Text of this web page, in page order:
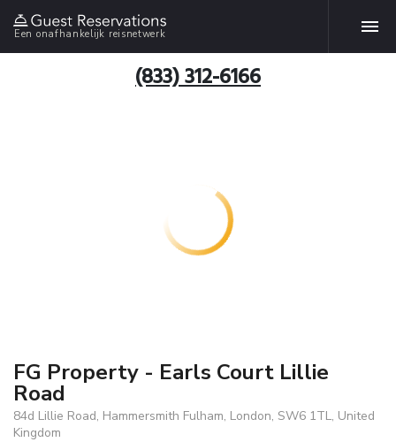
Een onafhankelijk reisnetwerk
(833) 312-6166
FG Property - Earls Court Lillie
Road
84d Lillie Road, Hammersmith Fulham, London, SW6 1TL, United
Kingdom